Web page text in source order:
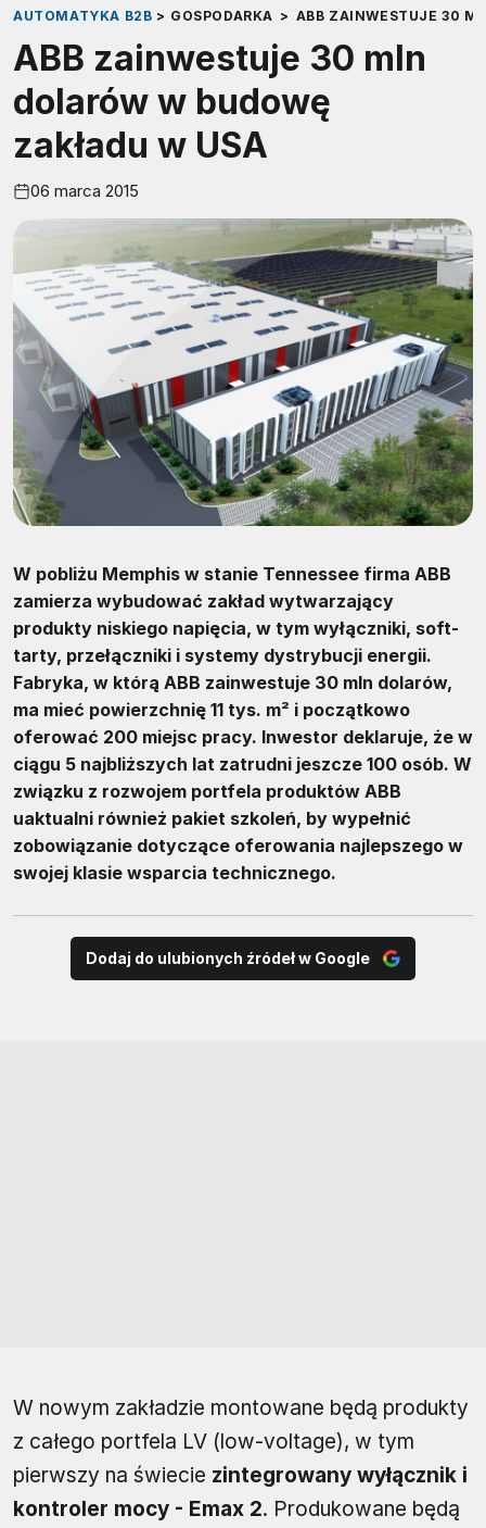
AUTOMATYKA B2B > GOSPODARKA > ABB ZAINWESTUJE 30
ABB zainwestuje 30 mln
dolarów w budowę
zakładu w USA
06 marca 2015
W pobliżu Memphis w stanie Tennessee firma ABB
zamierza wybudować zakład wytwarzający
produkty niskiego napięcia, w tym wyłączniki, soft-
tarty, przełączniki i systemy dystrybucji energii.
Fabryka, w którą ABB zainwestuje 30 mln dolarów,
ma mieć powierzchnię 11 tys. m² i początkowo
oferować 200 miejsc pracy. Inwestor deklaruje, że w
ciągu 5 najbliższych lat zatrudni jeszcze 100 osób. W
związku z rozwojem portfela produktów ABB
uaktualni również pakiet szkoleń, by wypełnić
zobowiązanie dotyczące oferowania najlepszego w
swojej klasie wsparcia technicznego.
Dodaj do ulubionych źródeł w Google
W nowym zakładzie montowane będą produkty
z całego portfela LV (low-voltage), w tym
pierwszy na świecie zintegrowany wyłącznik i
kontroler mocy - Emax 2. Produkowane będą